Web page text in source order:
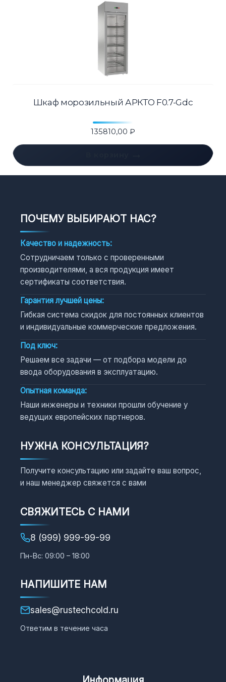
Шкаф морозильный АРКТО F0.7-Gdc
135810,00 ₽
ПОЧЕМУ ВЫБИРАЮТ НАС?
Качество и надежность:
Сотрудничаем только с проверенными
производителями, а вся продукция имеет
сертификаты соответствия.
Гарантия лучшей цены:
Гибкая система скидок для постоянных клиентов
и индивидуальные коммерческие предложения.
Под ключ:
Решаем все задачи — от подбора модели до
ввода оборудования в эксплуатацию.
Опытная команда:
Наши инженеры и техники прошли обучение у
ведущих европейских партнеров.
НУЖНА КОНСУЛЬТАЦИЯ?
Получите консультацию или задайте ваш вопрос,
и наш менеджер свяжется с вами
СВЯЖИТЕСЬ С НАМИ
8 (999) 999-99-99
Пн-Вс: 09:00 – 18:00
НАПИШИТЕ НАМ
sales@rustechcold.ru
Ответим в течение часа